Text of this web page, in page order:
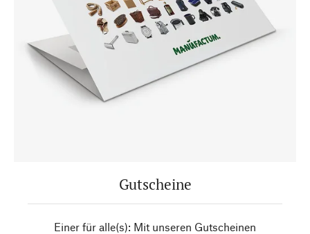
Gutscheine
Einer für alle(s): Mit unseren Gutscheinen